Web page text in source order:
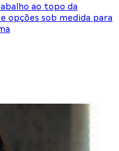
ao topo da
opções sob medida para